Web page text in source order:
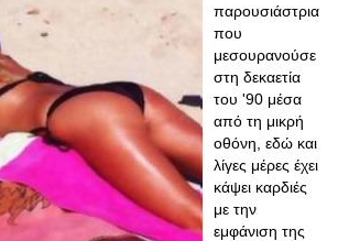
παρουσιάστρια
που
μεσουρανούσε
στη δεκαετία
του '90 μέσα
από τη μικρή
οθόνη, εδώ και
λίγες μέρες έχει
κάψει καρδιές
με την
εμφάνιση της